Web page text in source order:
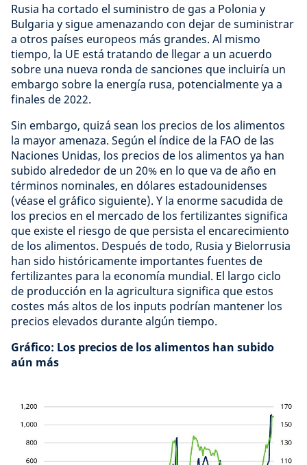
Rusia ha cortado el suministro de gas a Polonia y
Bulgaria y sigue amenazando con dejar de suministrar
a otros países europeos más grandes. Al mismo
tiempo, la UE está tratando de llegar a un acuerdo
sobre una nueva ronda de sanciones que incluiría un
embargo sobre la energía rusa, potencialmente ya a
finales de 2022.
Sin embargo, quizá sean los precios de los alimentos
la mayor amenaza. Según el índice de la FAO de las
Naciones Unidas, los precios de los alimentos ya han
subido alrededor de un 20% en lo que va de año en
términos nominales, en dólares estadounidenses
(véase el gráfico siguiente). Y la enorme sacudida de
los precios en el mercado de los fertilizantes significa
que existe el riesgo de que persista el encarecimiento
de los alimentos. Después de todo, Rusia y Bielorrusia
han sido históricamente importantes fuentes de
fertilizantes para la economía mundial. El largo ciclo
de producción en la agricultura significa que estos
costes más altos de los inputs podrían mantener los
precios elevados durante algún tiempo.
Gráfico: Los precios de los alimentos han subido
aún más